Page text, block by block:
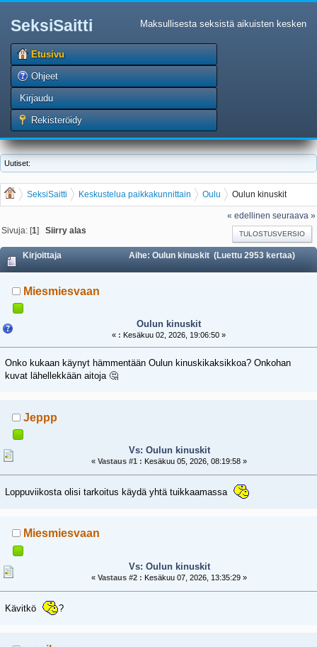
SeksiSaitti Maksullisesta seksistä aikuisten kesken
Etusivu
Ohjeet
Kirjaudu
Rekisteröidy
Uutiset:
SeksiSaitti Keskustelua paikkakunnittain Oulu Oulun kinuskit
« edellinen seuraava »
TULOSTUSVERSIO
Sivuja: [1]Siirry alas
Kirjoittaja Aihe: Oulun kinuskit (Luettu 2953 kertaa)
Miesmiesvaan
Oulun kinuskit
« : Kesäkuu 02, 2026, 19:06:50 »
Onko kukaan käynyt hämmentään Oulun kinuskikaksikkoa? Onkohan
kuvat lähellekkään aitoja 🤔
Jeppp
Vs: Oulun kinuskit
«Vastaus #1 : Kesäkuu 05, 2026, 08:19:58 »
Loppuviikosta olisi tarkoitus käydä yhtä tuikkaamassa
Miesmiesvaan
Vs: Oulun kinuskit
«Vastaus #2 : Kesäkuu 07, 2026, 13:35:29 »
Kävitkö ?